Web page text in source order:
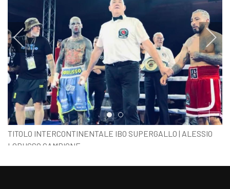
Item 0Item 1
TITOLO INTERCONTINENTALE IBO SUPERGALLO | ALESSIO
LORUSSO CAMPIONE